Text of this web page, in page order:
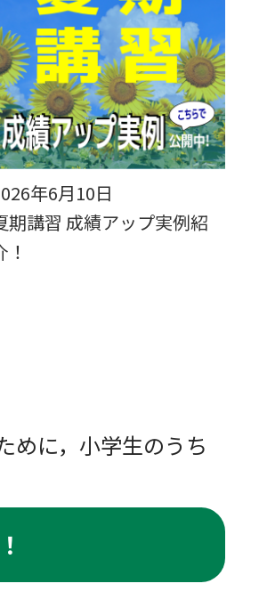
年6月10日
期講習 成績アップ実例紹
！
めに，小学生のうち